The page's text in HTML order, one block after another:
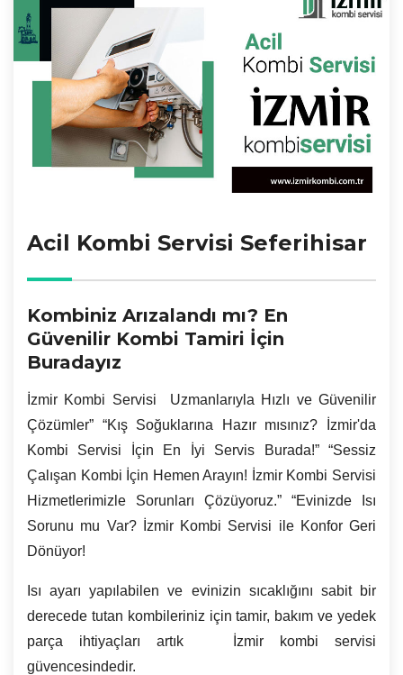
Acil Kombi Servisi Seferihisar
Kombiniz Arızalandı mı? En
Güvenilir Kombi Tamiri İçin
Buradayız
İzmir Kombi Servisi Uzmanlarıyla Hızlı ve Güvenilir
Çözümler” “Kış Soğuklarına Hazır mısınız? İzmir'da
Kombi Servisi İçin En İyi Servis Burada!” “Sessiz
Çalışan Kombi İçin Hemen Arayın! İzmir Kombi Servisi
Hizmetlerimizle Sorunları Çözüyoruz.” “Evinizde Isı
Sorunu mu Var?
İzmir Kombi Servisi ile Konfor Geri
Dönüyor!
Isı ayarı yapılabilen ve evinizin sıcaklığını sabit bir
derecede tutan kombileriniz için tamir, bakım ve yedek
parça ihtiyaçları artık İzmir kombi servisi
güvencesindedir.